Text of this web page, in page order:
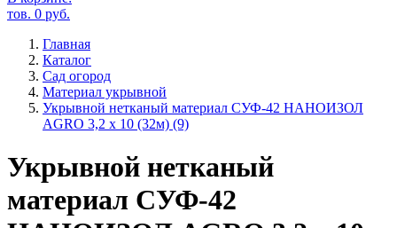
тов. 0 руб.
Главная
Каталог
Сад огород
Материал укрывной
Укрывной нетканый материал СУФ-42 НАНОИЗОЛ
AGRO 3,2 х 10 (32м) (9)
Укрывной нетканый
материал СУФ-42